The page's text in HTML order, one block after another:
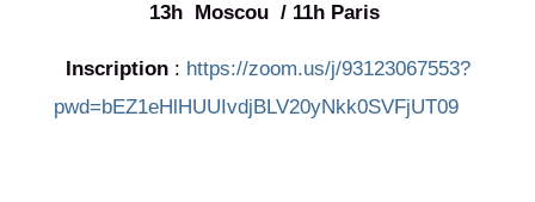
13h Moscou / 11h Paris
Inscription : https://zoom.us/j/93123067553?
pwd=bEZ1eHlHUUIvdjBLV20yNkk0SVFjUT09